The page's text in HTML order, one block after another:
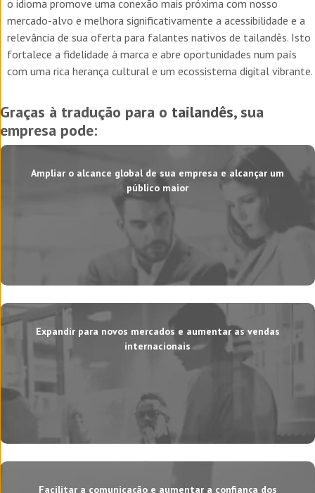
o idioma promove uma conexão mais próxima com nosso
mercado-alvo e melhora significativamente a acessibilidade e a
relevância de sua oferta para falantes nativos de tailandês. Isto
fortalece a fidelidade à marca e abre oportunidades num país
com uma rica herança cultural e um ecossistema digital vibrante.
Graças à tradução para o tailandês, sua
empresa pode:
Ampliar o alcance global de sua empresa e alcançar um
público maior
Expandir para novos mercados e aumentar as vendas
internacionais
Facilitar a comunicação e aumentar a confiança dos